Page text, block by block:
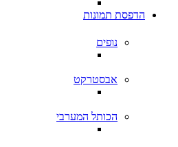
הדפסת תמונות
נופים
אבסטרקט
הכותל המערבי